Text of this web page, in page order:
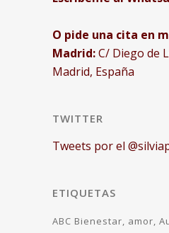
O pide una cita en
Madrid:C/ Diego de
Madrid, España
TWITTER
Tweets por el
ETIQUETAS
ABC Bienestar amor